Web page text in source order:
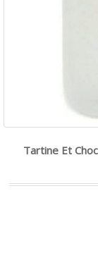
Tartine Et